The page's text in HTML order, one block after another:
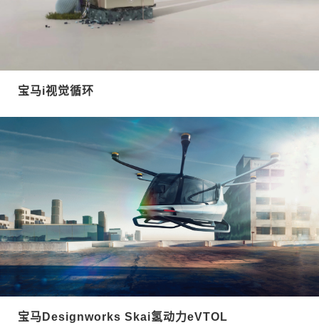
宝马i视觉循环
宝马Designworks Skai氢动力eVTOL